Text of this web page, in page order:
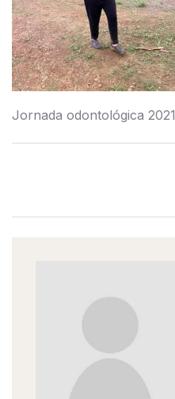
Jornada odontológica 2021